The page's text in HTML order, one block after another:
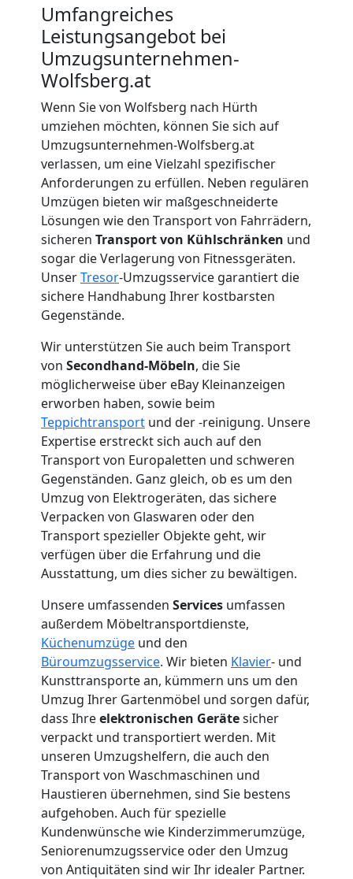
Umfangreiches
Leistungsangebot bei
Umzugsunternehmen-
Wolfsberg.at
Wenn Sie von Wolfsberg nach Hürth
umziehen möchten, können Sie sich auf
Umzugsunternehmen-Wolfsberg.at
verlassen, um eine Vielzahl spezifischer
Anforderungen zu erfüllen. Neben regulären
Umzügen bieten wir maßgeschneiderte
Lösungen wie den Transport von Fahrrädern,
sicheren Transport von Kühlschränken und
sogar die Verlagerung von Fitnessgeräten.
UnserTresor-Umzugsservice garantiert die
sichere Handhabung Ihrer kostbarsten
Gegenstände.
Wir unterstützen Sie auch beim Transport
von Secondhand-Möbeln, die Sie
möglicherweise über eBay Kleinanzeigen
erworben haben, sowie beim
Teppichtransport und der -reinigung. Unsere
Expertise erstreckt sich auch auf den
Transport von Europaletten und schweren
Gegenständen. Ganz gleich, ob es um den
Umzug von Elektrogeräten, das sichere
Verpacken von Glaswaren oder den
Transport spezieller Objekte geht, wir
verfügen über die Erfahrung und die
Ausstattung, um dies sicher zu bewältigen.
Unsere umfassenden Services umfassen
außerdem Möbeltransportdienste,
Küchenumzüge und den
Büroumzugsservice. Wir bieten Klavier- und
Kunsttransporte an, kümmern uns um den
Umzug Ihrer Gartenmöbel und sorgen dafür,
dass Ihreelektronischen Gerätesicher
verpackt und transportiert werden. Mit
unseren Umzugshelfern, die auch den
Transport von Waschmaschinen und
Haustieren übernehmen, sind Sie bestens
aufgehoben. Auch für spezielle
Kundenwünsche wie Kinderzimmerumzüge,
Seniorenumzugsservice oder den Umzug
von Antiquitäten sind wir Ihr idealer Partner.
Beiladung
Wolfsberg
Mini
Umzug
Wolfsberg
Umzug
Mann
LKW
Wolfsberg
Kunsttransport
Wolfsberg
Umzug
Wolfsberg
Mann
LKW